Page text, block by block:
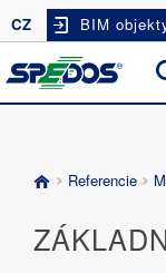
CZ BIM
Referencie